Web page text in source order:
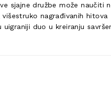
sjajne družbe može naučiti
nagrađivanih
duo u kreiranju